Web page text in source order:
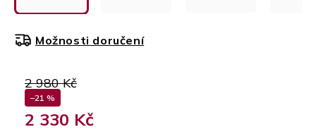
2 980 Kč
–21 %
2 330 Kč
Možnosti doručení